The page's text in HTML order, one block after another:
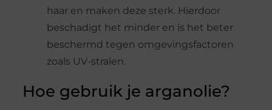
haar en maken deze sterk. Hierdoor
beschadigt het minder en is het beter
beschermd tegen omgevingsfactoren
zoals UV-stralen.
Hoe gebruik je arganolie?